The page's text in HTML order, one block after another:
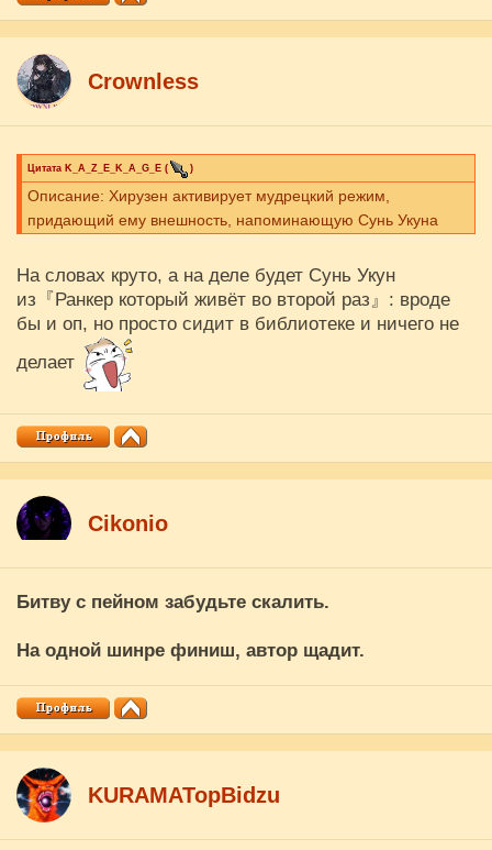
Crownless
Цитата K_A_Z_E_K_A_G_E ( )
Описание: Хирузен активирует мудрецкий режим,
придающий ему внешность, напоминающую Сунь Укуна
На словах круто, а на деле будет Сунь Укун
из『Ранкер который живёт во второй раз』: вроде
бы и оп, но просто сидит в библиотеке и ничего не
делает
Cikоnio
Битву с пейном забудьте скалить.
На одной шинре финиш, автор щадит.
KURAMATopBidzu